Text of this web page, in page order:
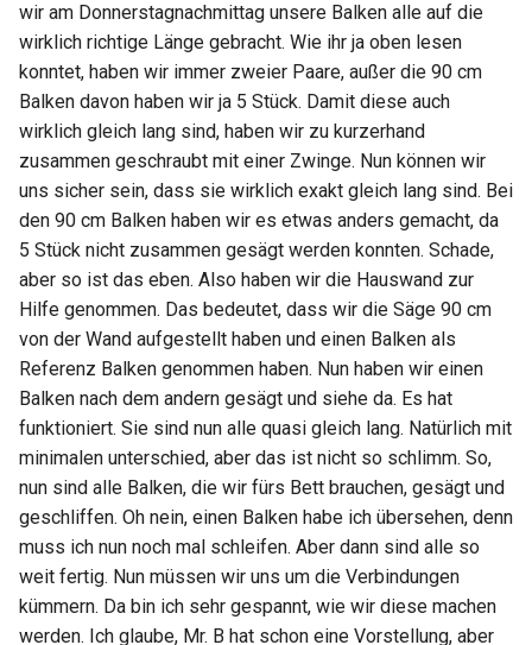
wir am Donnerstagnachmittag unsere Balken alle auf die
wirklich richtige Länge gebracht. Wie ihr ja oben lesen
konntet, haben wir immer zweier Paare, außer die 90 cm
Balken davon haben wir ja 5 Stück. Damit diese auch
wirklich gleich lang sind, haben wir zu kurzerhand
zusammen geschraubt mit einer Zwinge. Nun können wir
uns sicher sein, dass sie wirklich exakt gleich lang sind. Bei
den 90 cm Balken haben wir es etwas anders gemacht, da
5 Stück nicht zusammen gesägt werden konnten. Schade,
aber so ist das eben. Also haben wir die Hauswand zur
Hilfe genommen. Das bedeutet, dass wir die Säge 90 cm
von der Wand aufgestellt haben und einen Balken als
Referenz Balken genommen haben. Nun haben wir einen
Balken nach dem andern gesägt und siehe da. Es hat
funktioniert. Sie sind nun alle quasi gleich lang. Natürlich mit
minimalen unterschied, aber das ist nicht so schlimm. So,
nun sind alle Balken, die wir fürs Bett brauchen, gesägt und
geschliffen. Oh nein, einen Balken habe ich übersehen, denn
muss ich nun noch mal schleifen. Aber dann sind alle so
weit fertig. Nun müssen wir uns um die Verbindungen
kümmern. Da bin ich sehr gespannt, wie wir diese machen
werden. Ich glaube, Mr. B hat schon eine Vorstellung, aber